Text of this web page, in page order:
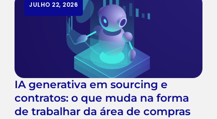
JULHO 22, 2026
IA generativa em sourcing e
contratos: o que muda na forma
de trabalhar da área de compras